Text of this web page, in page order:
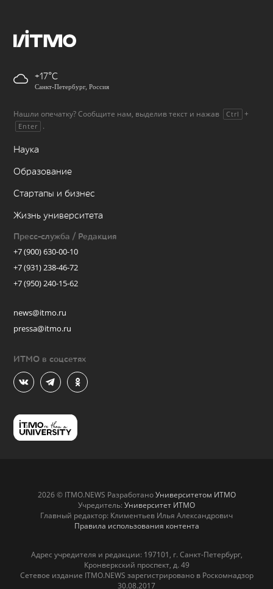
+17
Санкт-Петербург, Россия
Нашли опечатку? Сообщите нам, выделив текст и нажав Ctrl +
Enter .
Наука
Образование
Стартапы и бизнес
Жизнь университета
Пресс-служба / Редакция
+7 (900) 630-00-10
+7 (931) 238-46-72
+7 (950) 240-15-62
news@itmo.ru
pressa@itmo.ru
ИТМО в соцсетях
2026 © ITMO.NEWS РазработаноУниверситетом ИТМО
Учредитель: Университет ИТМО
Главный редактор: Климентьев Илья Александрович
Правила использования контента
Адрес учредителя и редакции: 197101, г. Санкт-Петербург,
Кронверкский проспект, д. 49
Сетевое издание ITMO.NEWS зарегистрировано в Роскомнадзор
30.08.2017